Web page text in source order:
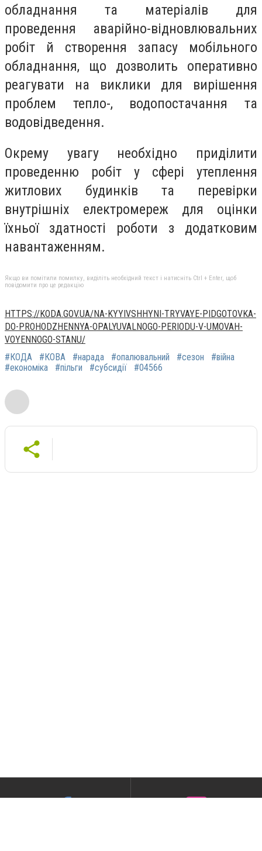
обладнання та матеріалів для
проведення аварійно-відновлювальних
робіт й створення запасу мобільного
обладнання, що дозволить оперативно
реагувати на виклики для вирішення
проблем тепло-, водопостачання та
водовідведення.
Окрему увагу необхідно приділити
проведенню робіт у сфері утеплення
житлових будинків та перевірки
внутрішніх електромереж для оцінки
їхньої здатності роботи з додатковим
навантаженням.
Якщо ви помітили помилку, виділіть необхідний текст і натисніть Ctrl + Enter, щоб
повідомити про це редакцію
HTTPS://KODA.GOV.UA/NA-KYYIVSHHYNI-TRYVAYE-PIDGOTOVKA-
DO-PROHODZHENNYA-OPALYUVALNOGO-PERIODU-V-UMOVAH-
VOYENNOGO-STANU/
#КОДА
#КОВА #нарада #опалювальний #сезон
#війна
#економіка
#пільги #субсидії #04566